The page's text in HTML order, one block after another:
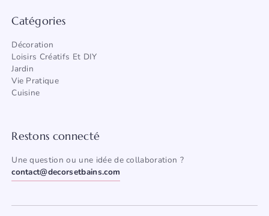
Catégories
Décoration
Loisirs Créatifs Et DIY
Jardin
Vie Pratique
Cuisine
Restons connecté
Une question ou une idée de collaboration ?
contact@decorsetbains.com